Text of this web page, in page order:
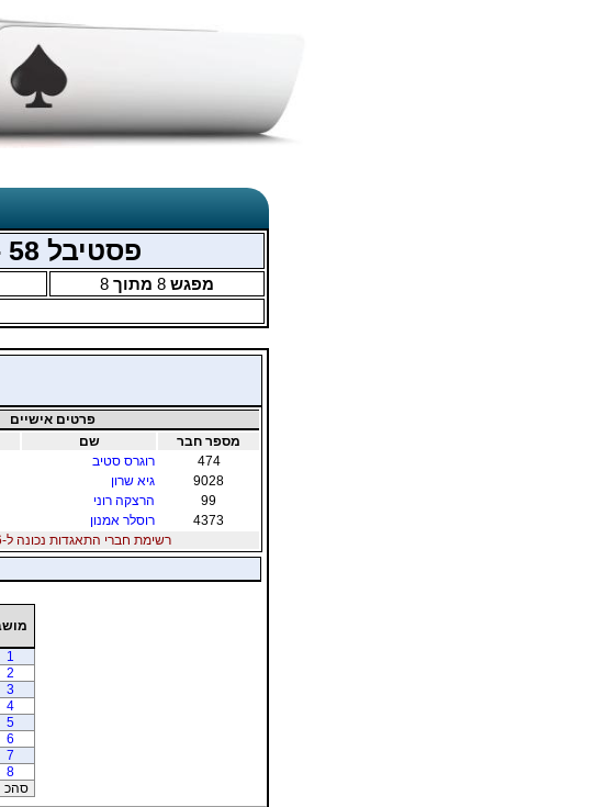
פסטיבל 58 - מוקדמות תחרות קבוצות פתוחה
מפגש 8 מתוך 8
פרטים אישיים
מספר חבר
שם
474
רוגרס סטיב
9028
גיא שרון
99
הרצקה רוני
4373
רוסלר אמנון
רשימת חברי התאגדות נכונה ל-06/08/2026
1
2
3
4
5
6
7
8
סהכ